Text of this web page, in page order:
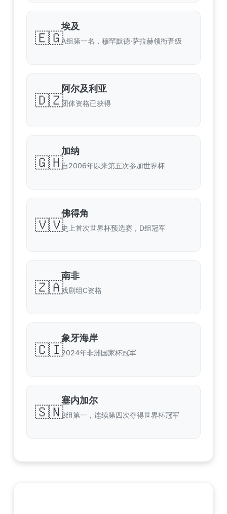
🇪🇬
埃及
A组第一名，穆罕默德·萨拉赫领衔晋级
🇩🇿
阿尔及利亚
团体资格已获得
🇬🇭
加纳
自2006年以来第五次参加世界杯
🇻🇻
佛得角
史上首次世界杯预选赛，D组冠军
🇿🇦
南非
戏剧组C资格
🇨🇮
象牙海岸
2024年非洲国家杯冠军
🇸🇳
塞内加尔
B组第一，连续第四次夺得世界杯冠军